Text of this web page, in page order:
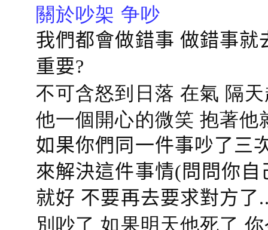
關於吵架 争吵
我們都會做錯事 做錯事
重要?
不可含怒到日落 在氣 隔
他一個開心的微笑 抱著他
如果你們同一件事吵了三
來解決這件事情(問問你
就好 不要再去要求對方
別吵了 如果明天他死了